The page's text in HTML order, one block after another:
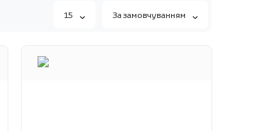
15 За замовчуванням